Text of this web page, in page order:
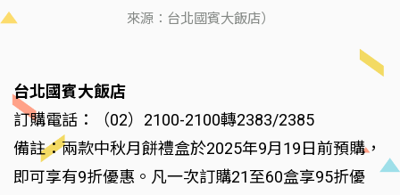
來源：台北國賓大飯店）
台北國賓大飯店
訂購電話：（02）2100-2100轉2383/2385
備註：兩款中秋月餅禮盒於2025年9月19日前預購，
即可享有9折優惠。凡一次訂購21至60盒享95折優